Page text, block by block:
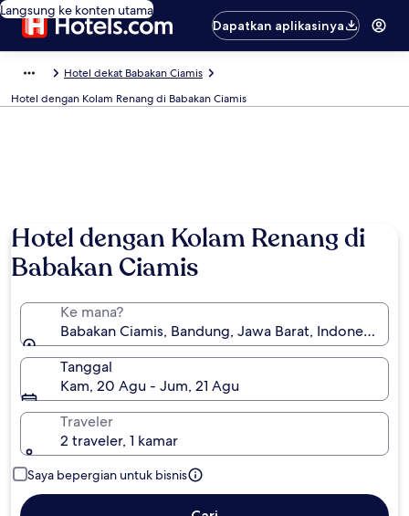
Langsung ke konten utama
Dapatkan aplikasinya
Hotel dekat Babakan Ciamis
Hotel dengan Kolam Renang di Babakan Ciamis
Hotel dengan Kolam Renang di
Babakan Ciamis
Ke mana?
Babakan Ciamis, Bandung, Jawa Barat, Indonesia
Tanggal
Kam, 20 Agu - Jum, 21 Agu
Traveler
2 traveler, 1 kamar
Saya bepergian untuk bisnis